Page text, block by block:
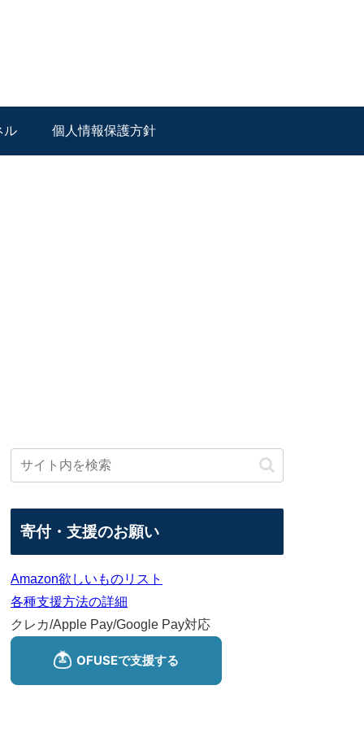
ル 個人情報保護方針
寄付・支援のお願い
Amazon欲しいものリスト
各種支援方法の詳細
クレカ/Apple Pay/Google Pay対応